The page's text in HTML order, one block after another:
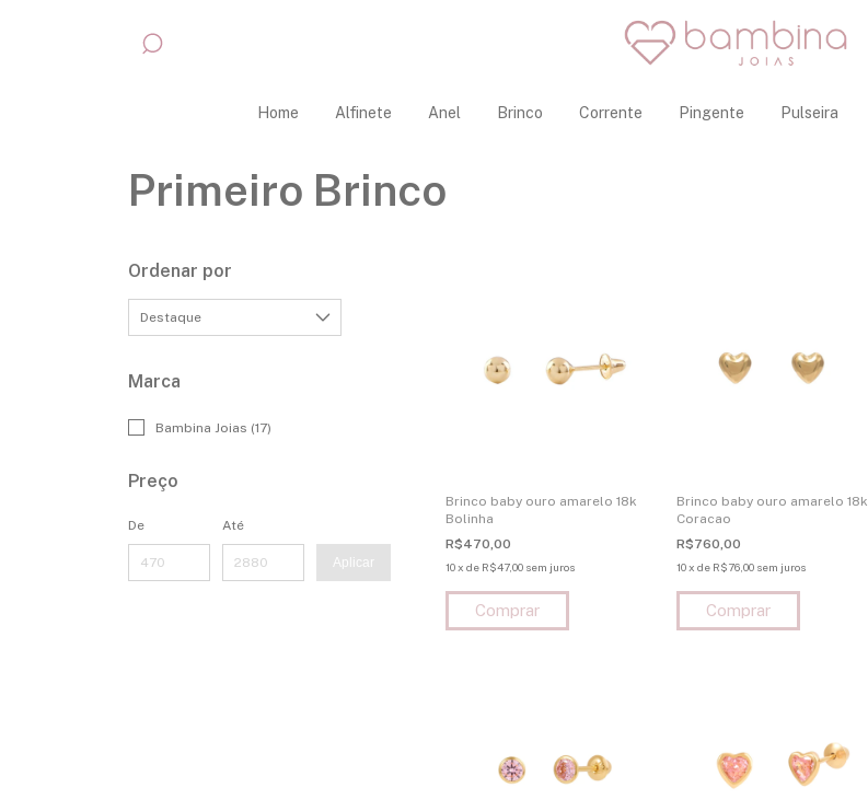
Home Alfinete Anel Brinco Corrente Pingente Pulseira
Primeiro Brinco
Ordenar por
Marca
Bambina Joias (17)
Preço
De Até
Aplicar
Brinco baby ouro amarelo 18k
Bolinha
R$470,00
10x de R$47,00 sem juros
Brinco baby ouro amarelo 18k
Coracao
R$760,00
10xde R$76,00 sem juros